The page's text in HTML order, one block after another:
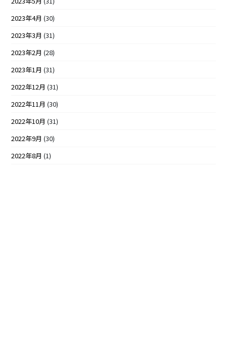
2023年4月 (30)
2023年3月 (31)
2023年2月 (28)
2023年1月 (31)
2022年12月 (31)
2022年11月 (30)
2022年10月 (31)
2022年9月 (30)
2022年8月 (1)